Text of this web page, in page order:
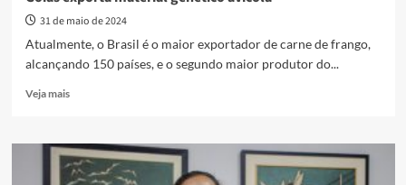
31 de maio de 2024
Atualmente, o Brasil é o maior exportador de carne de frango,
alcançando 150 países, e o segundo maior produtor do...
Veja maisRead
Goiás
exporta
material